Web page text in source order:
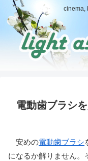
cinema,
電動歯ブラシ
安めの電動歯ブラシ
になるか解りません。